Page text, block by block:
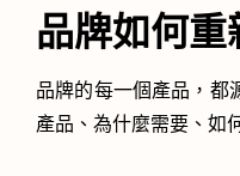
品牌如何重
品牌的每一個產品，都
產品、為什麼需要、如